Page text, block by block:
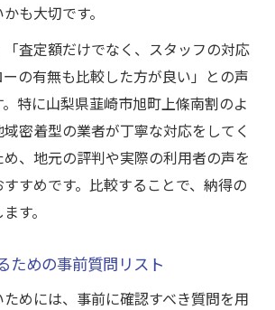
も大切です。
査定額だけでなく、スタッフの対応
の有無も比較した方が良い」との声
特に山梨県韮崎市旭町上條南割のよ
密着型の業者が丁寧な対応をしてく
、地元の評判や実際の利用者の声を
すめです。比較することで、納得の
す。
ための事前質問リスト
めには、事前に確認すべき質問を用